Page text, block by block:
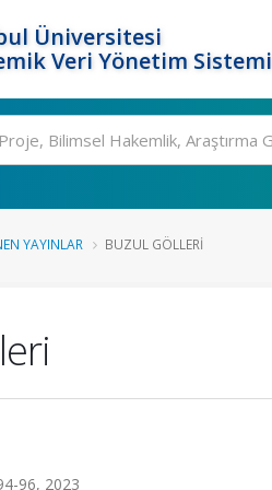
Üniversitesi
Veri Yönetim Sistemi
YAYINLAR BUZUL GÖLLERI
96, 2023